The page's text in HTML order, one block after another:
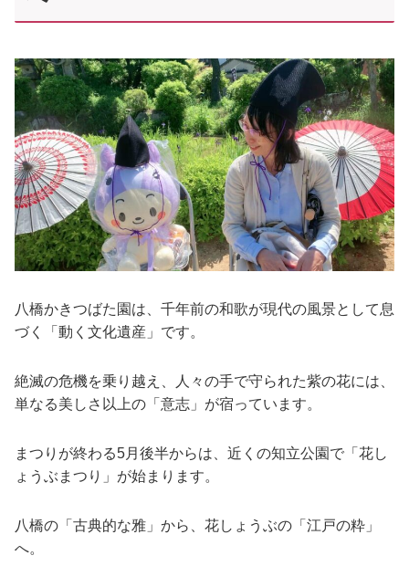
八橋かきつばた園は、千年前の和歌が現代の風景として息
づく「動く文化遺産」です。
絶滅の危機を乗り越え、人々の手で守られた紫の花には、
単なる美しさ以上の「意志」が宿っています。
まつりが終わる5月後半からは、近くの知立公園で「花し
ょうぶまつり」が始まります。
八橋の「古典的な雅」から、花しょうぶの「江戸の粋」
へ。